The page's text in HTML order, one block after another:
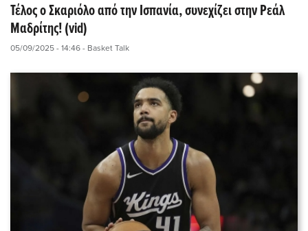
Τέλος ο Σκαριόλο από την Ισπανία, συνεχίζει στην Ρεάλ
Μαδρίτης! (vid)
05/09/2025 - 14:46 - Basket Talk